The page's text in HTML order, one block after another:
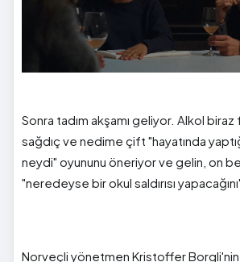
Sonra tadım akşamı geliyor. Alkol biraz
sağdıç ve nedime çift "hayatında
neydi" oyununu öneriyor ve gelin, on
"neredeyse bir okul saldırısı
Norveçli yönetmen Kristoffer Borgli'nin